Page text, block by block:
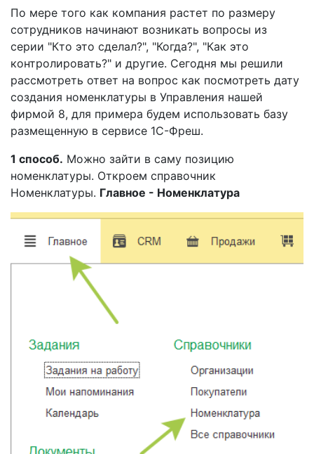
По мере того как компания растет по размеру
сотрудников начинают возникать вопросы из
серии "Кто это сделал?", "Когда?", "Как это
контролировать?" и другие. Сегодня мы решили
рассмотреть ответ на вопрос как посмотреть дату
создания номенклатуры в Управления нашей
фирмой 8, для примера будем использовать базу
размещенную в сервисе 1С-Фреш.
1 способ. Можно зайти в саму позицию
номенклатуры. Откроем справочник
Номенклатуры. Главное - Номенклатура